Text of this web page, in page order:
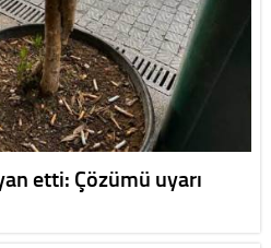
etti: Çözümü uyarı